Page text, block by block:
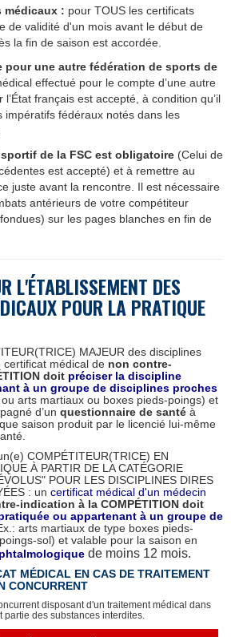
médicaux : pour TOUS les certificats
de validité d'un mois avant le début de
la fin de saison est accordée.
pour une autre fédération de sports de
effectué pour le compte d’une autre
français est accepté, à condition qu’il
impératifs fédéraux notés dans les
de la FSC est obligatoire (Celui de
est accepté) et à remettre au
juste avant la rencontre. Il est nécessaire
antérieurs de votre compétiteur
sur les pages blanches en fin de
L'ÉTABLISSEMENT DES
DICAUX POUR LA PRATIQUE
MAJEUR des disciplines
certificat médical de non contre-
doit préciser la discipline
à un groupe de disciplines proches
arts martiaux ou boxes pieds-poings) et
d’un questionnaire de santé à
saison produit par le licencié lui-même
COMPÉTITEUR(TRICE) EN
À PARTIR DE LA CATÉGORIE
POUR LES DISCIPLINES DIRES
: un certificat médical d'un médecin
indication à la COMPÉTITION doit
ou appartenant à un groupe de
arts martiaux de type boxes pieds-
sol) et valable pour la saison en
de moins 12 mois.
MÉDICAL EN CAS DE TRAITEMENT
CONCURRENT
disposant d'un traitement médical dans
partie des substances interdites.